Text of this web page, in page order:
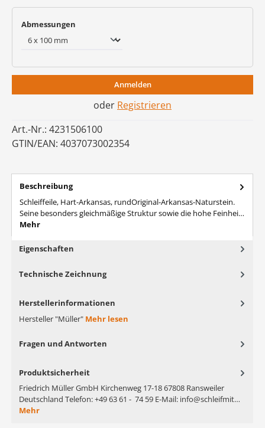
Abmessungen
Anmelden
oder Registrieren
Art.-Nr.: 4231506100
GTIN/EAN: 4037073002354
Beschreibung
Schleiffeile, Hart-Arkansas, rundOriginal-Arkansas-Naturstein.
Seine besonders gleichmäßige Struktur sowie die hohe Feinhei…
Mehr
Eigenschaften
Technische Zeichnung
Herstellerinformationen
Hersteller "Müller" Mehr lesen
Fragen und Antworten
Produktsicherheit
Friedrich Müller GmbH Kirchenweg 17-18 67808 Ransweiler
Deutschland Telefon: +49 63 61 - 74 59 E-Mail: info@schleifmit…
Mehr